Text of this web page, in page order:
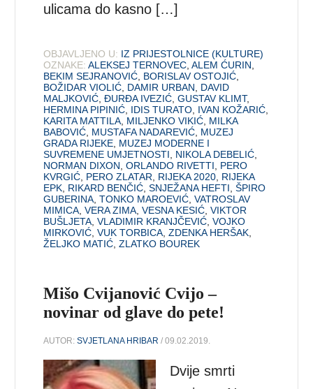
ulicama do kasno […]
OBJAVLJENO U: IZ PRIJESTOLNICE (KULTURE)
OZNAKE: ALEKSEJ TERNOVEC ,ALEM ĆURIN
BEKIM SEJRANOVIĆ BORISLAV OSTOJIĆ
BOŽIDAR VIOLIĆ DAMIR URBAN
DAVID
MALJKOVIĆ ,ĐURĐA IVEZIĆ ,GUSTAV KLIMT,
HERMINA PIPINIĆ IDIS TURATO IVAN KOŽARIĆ
KARITA MATTILA MILJENKO VIKIĆ MILKA
BABOVIĆ MUSTAFA NADAREVIĆ MUZEJ
GRADA RIJEKE MUZEJ MODERNE I
SUVREMENE UMJETNOSTI
NIKOLA DEBELIĆ
NORMAN DIXON ,ORLANDO RIVETTI
PERO
KVRGIĆ PERO ZLATAR RIJEKA 2020 RIJEKA
EPK RIKARD BENČIĆ ,SNJEŽANA HEFTI ,ŠPIRO
GUBERINA ,TONKO MAROEVIĆ ,VATROSLAV
MIMICA ,VERA ZIMA ,VESNA KESIĆ ,VIKTOR
BUŠLJETA ,VLADIMIR KRANJČEVIĆ ,VOJKO
MIRKOVIĆ ,VUK TORBICA ,ZDENKA HERŠAK
ŽELJKO MATIĆ ,ZLATKO BOUREK
Mišo Cvijanović Cvijo –
novinar od glave do pete!
AUTOR:SVJETLANA HRIBAR / 09.02.2019.
Dvije smrti